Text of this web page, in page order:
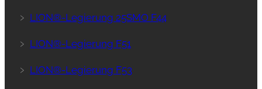
﹥ LION®-Legierung 25SMO F44
﹥ LION®-Legierung F51
﹥ LION®-Legierung F53